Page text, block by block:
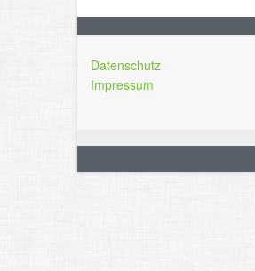
Datenschutz
Impressum